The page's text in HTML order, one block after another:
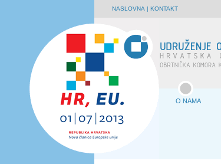
NASLOVNA | KONTAKT
O NAMA